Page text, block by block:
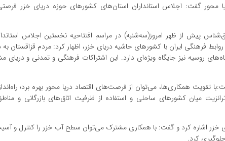
محور گفت: اجلاس استانداران استان‌های کشورهای حوزه دریای خزر
پیش از ظهر امروز(سه‌شنبه) در مراسم افتتاحیه نخستین اجلاس
فرهنگی ایران با کشورهای حاشیه دریای خزر، اظهار کرد: مردم قزاقستان
روسیه نیز جایگاه ویژه‌ای دارد. این اشتراکات فرهنگی و تمدنی و دریای
تقویت همکاری‌ها، می‌توان از فرصت‌های اقتصاد دریا محور بهره برد؛
میان کشورهای ساحلی و استفاده از ظرفیت اتاق‌های بازرگانی و
اشاره کرد و گفت: با همکاری مشترک می‌توان سطح آب خزر را کنترل و
کرد.